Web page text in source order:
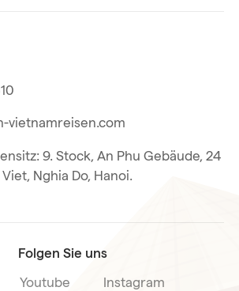
Tourismuslizenz
vietnamreisen.com
9. Stock, An Phu Gebäude, 24
Nghia Do, Hanoi.
Folgen Sie uns
Youtube Instagram